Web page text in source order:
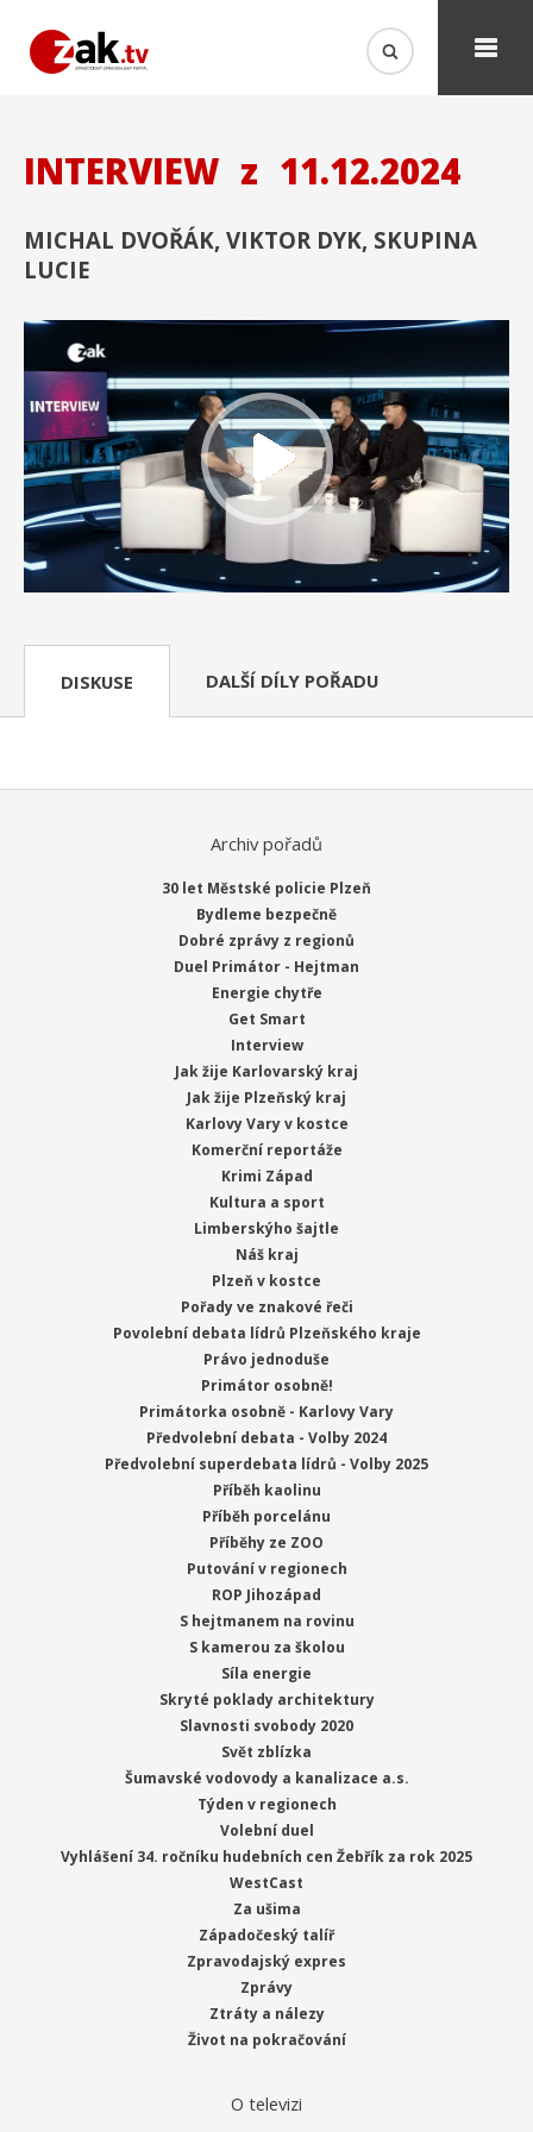
INTERVIEW z 11.12.2024
MICHAL DVOŘÁK, VIKTOR DYK, SKUPINA
LUCIE
DISKUSE DALŠÍ DÍLY POŘADU
Archiv pořadů
30 let Městské policie Plzeň
Bydleme bezpečně
Dobré zprávy z regionů
Duel Primátor - Hejtman
Energie chytře
Get Smart
Interview
Jak žije Karlovarský kraj
Jak žije Plzeňský kraj
Karlovy Vary v kostce
Komerční reportáže
Krimi Západ
Kultura a sport
Limberskýho šajtle
Náš kraj
Plzeň v kostce
Pořady ve znakové řeči
Povolební debata lídrů Plzeňského kraje
Právo jednoduše
Primátor osobně!
Primátorka osobně - Karlovy Vary
Předvolební debata - Volby 2024
Předvolební superdebata lídrů - Volby 2025
Příběh kaolinu
Příběh porcelánu
Příběhy ze ZOO
Putování v regionech
ROP Jihozápad
S hejtmanem na rovinu
S kamerou za školou
Síla energie
Skryté poklady architektury
Slavnosti svobody 2020
Svět zblízka
Šumavské vodovody a kanalizace a.s.
Týden v regionech
Volební duel
Vyhlášení 34. ročníku hudebních cen Žebřík za rok 2025
WestCast
Za ušima
Západočeský talíř
Zpravodajský expres
Zprávy
Ztráty a nálezy
Život na pokračování
O televizi